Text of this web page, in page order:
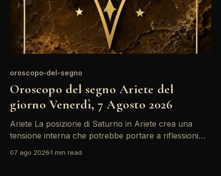
oroscopo-del-segno
Oroscopo del segno Ariete del
giorno Venerdì, 7 Agosto 2026
Ariete La posizione di Saturno in Ariete crea una
tensione interna che potrebbe portare a riflessioni
insicurezze, soprattutto in ambito lavorativo. Ricorda
07 ago 20261 min read